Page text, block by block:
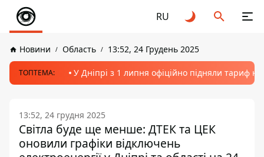
RU
Новини Область 13:52, 24 Грудень 2025
ТОПТЕМА: У Дніпрі з 1 липня офіційно підняли тариф
13:52, 24 грудня 2025
Світла буде ще менше: ДТЕК та ЦЕК
оновили графіки відключень